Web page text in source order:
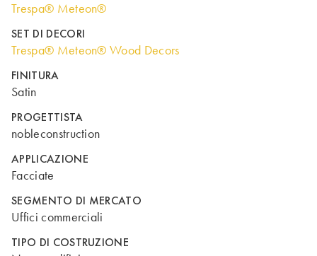
Trespa® Meteon®
SET DI DECORI
Trespa® Meteon® Wood Decors
FINITURA
Satin
PROGETTISTA
nobleconstruction
APPLICAZIONE
Facciate
SEGMENTO DI MERCATO
Uffici commerciali
TIPO DI COSTRUZIONE